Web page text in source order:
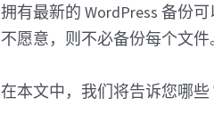
拥有最新的 WordPress 备份
不愿意，则不必备份每个文件
在本文中，我们将告诉您哪些